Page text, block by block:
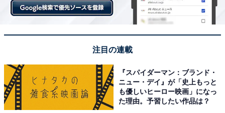
注目の連載
『スパイダーマン：ブランド・
ニュー・デイ』が「史上もっと
も優しいヒーロー映画」になっ
た理由。予習したい作品は？